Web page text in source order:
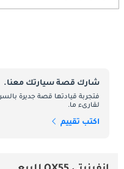
شارك قصة سيارتك معنا.
فتجربة قيادتها قصة جديرة
لقارىء ما.
اكتب تقييم